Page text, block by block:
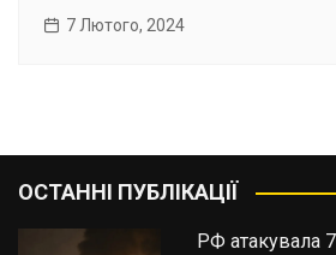
7 Лютого, 2024
ОСТАННІ ПУБЛІКАЦІЇ
РФ атакувала